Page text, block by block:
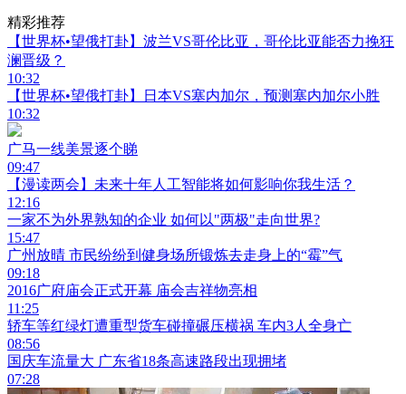
精彩推荐
【世界杯•望俄打卦】波兰VS哥伦比亚，哥伦比亚能否力挽狂
澜晋级？
10:32
【世界杯•望俄打卦】日本VS塞内加尔，预测塞内加尔小胜
10:32
广马一线美景逐个睇
09:47
【漫读两会】未来十年人工智能将如何影响你我生活？
12:16
一家不为外界熟知的企业 如何以"两极"走向世界?
15:47
广州放晴 市民纷纷到健身场所锻炼去走身上的“霉”气
09:18
2016广府庙会正式开幕 庙会吉祥物亮相
11:25
轿车等红绿灯遭重型货车碰撞碾压横祸 车内3人全身亡
08:56
国庆车流量大 广东省18条高速路段出现拥堵
07:28